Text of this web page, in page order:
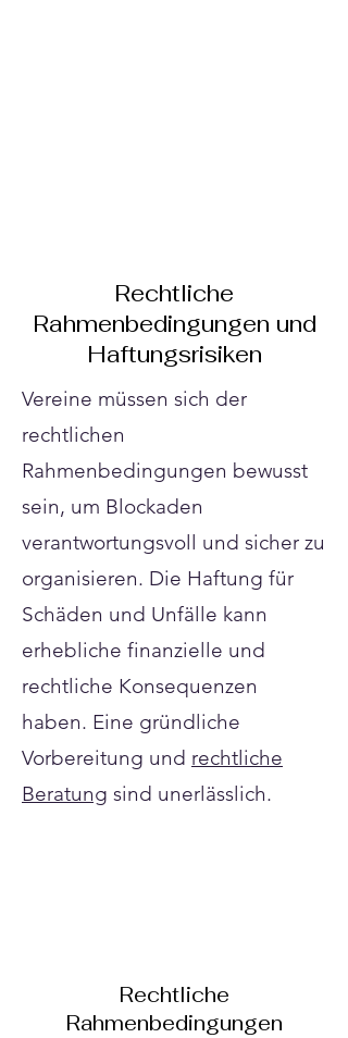
Rechtliche
Rahmenbedingungen und
Haftungsrisiken
Vereine müssen sich der
rechtlichen
Rahmenbedingungen bewusst
sein, um Blockaden
verantwortungsvoll und sicher zu
organisieren. Die Haftung für
Schäden und Unfälle kann
erhebliche finanzielle und
rechtliche Konsequenzen
haben. Eine gründliche
Vorbereitung und rechtliche
Beratung sind unerlässlich.
Rechtliche
Rahmenbedingungen